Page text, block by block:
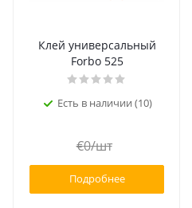
Клей универсальный
Forbo 525
Есть в наличии (10)
€0/шт
Подробнее